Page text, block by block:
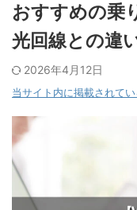
おすすめの乗
光回線との違
2026年4月12日
当サイト内に掲載されて